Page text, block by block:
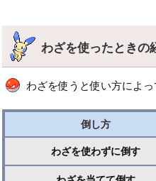
わざを使ったとき
わざを使うと使い方によ
倒し方
わざを使わずに倒す